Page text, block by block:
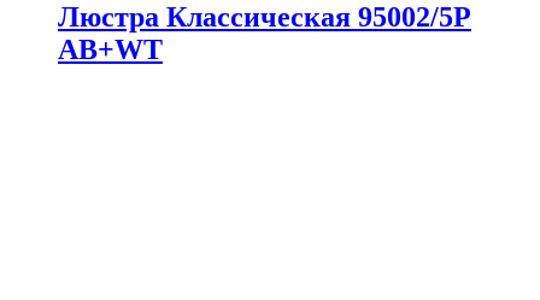
Люстра Классическая 95002/5P
AB+WT